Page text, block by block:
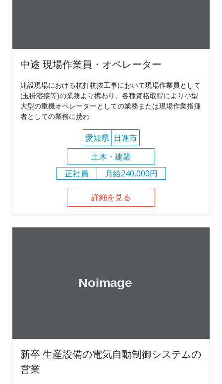
中途 現場作業員・オペレーター
建設現場における杭打杭抜工事において現場作業員として
(玉掛溶接等)の業務より携わり、各種資格取得により小型
大型の重機オペレーターとしての業務または現場作業指揮
者としての業務に携わ
愛知県 日進市
土木・建築
正社員
月給240,000円
詳細を見る
新卒 生産設備の電気自動制御システムの
営業